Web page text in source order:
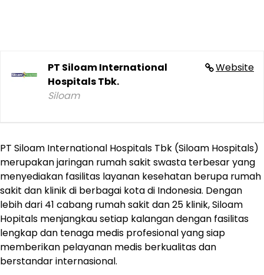
Website
PT Siloam International
Hospitals Tbk.
Siloam
PT Siloam International Hospitals Tbk (Siloam Hospitals)
merupakan jaringan rumah sakit swasta terbesar yang
menyediakan fasilitas layanan kesehatan berupa rumah
sakit dan klinik di berbagai kota di Indonesia. Dengan
lebih dari 41 cabang rumah sakit dan 25 klinik, Siloam
Hopitals menjangkau setiap kalangan dengan fasilitas
lengkap dan tenaga medis profesional yang siap
memberikan pelayanan medis berkualitas dan
berstandar internasional.